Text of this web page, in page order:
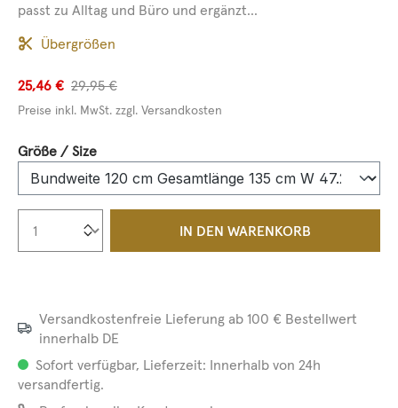
passt zu Alltag und Büro und ergänzt...
Übergrößen
25,46 € 29,95 €
Preise inkl. MwSt. zzgl. Versandkosten
Größe / Sizeauswählen
Produkt Anzahl: Gib den
IN DEN WARENKORB
Versandkostenfreie Lieferung ab 100 € Bestellwert
innerhalb DE
Sofort verfügbar, Lieferzeit: Innerhalb von 24h
versandfertig.